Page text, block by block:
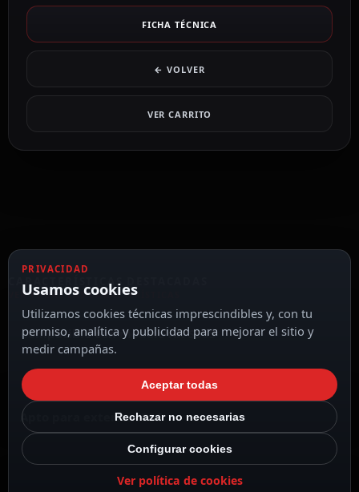
FICHA TÉCNICA
← VOLVER
VER CARRITO
CARACTERÍSTICAS DESTACADAS
VER TODAS LAS CARACTERÍSTICAS
Compatible con modelo AK-S535
Apto para exterior IP66
PRIVACIDAD
Usamos cookies
Utilizamos cookies técnicas imprescindibles y, con tu
permiso, analítica y publicidad para mejorar el sitio y
medir campañas.
Aceptar todas
Rechazar no necesarias
Configurar cookies
Ver política de cookies